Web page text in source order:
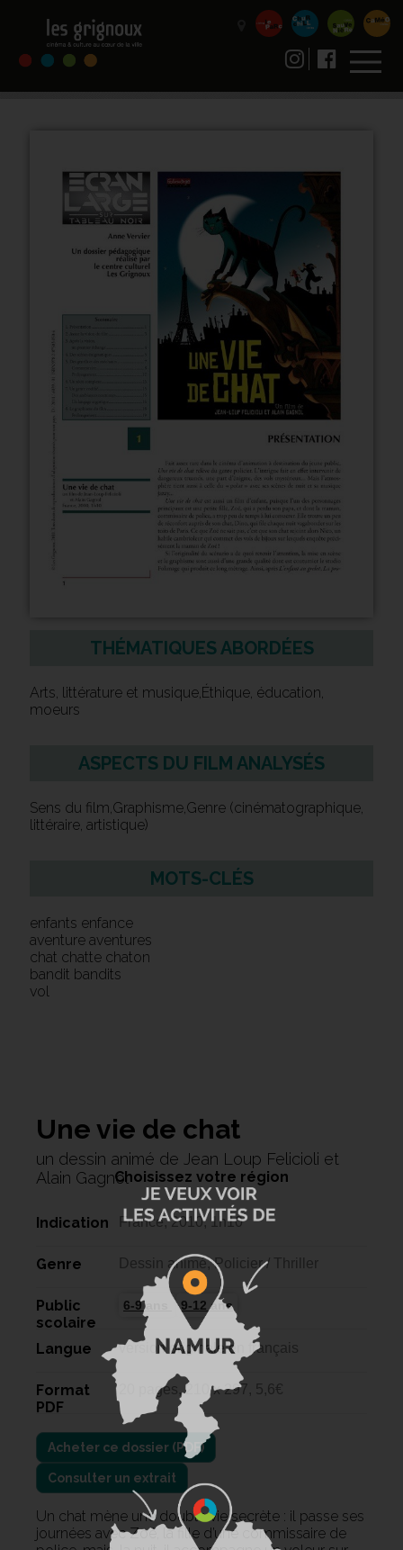
THÉMATIQUES ABORDÉES
Arts, littérature et musique,Éthique, éducation,
moeurs
ASPECTS DU FILM ANALYSÉS
Sens du film,Graphisme,Genre (cinématographique,
littéraire, artistique)
MOTS-CLÉS
enfants enfance
aventure aventures
chat chatte chaton
bandit bandits
vol
Une vie de chat
un dessin animé de Jean Loup Felicioli et
Alain Gagnol
Indication France, 2010, 1h10
Genre Dessin animé, Policier / Thriller
Public
scolaire
6-9 ans 9-12 ans
Langue version originale en français
Format
PDF
20 pages, 210 x 297, 5,6€
Consulter un extrait
Un chat mène une double vie secrète : il passe ses
journées avec Zoé, la fille d’une commissaire de
Choisissez votre région